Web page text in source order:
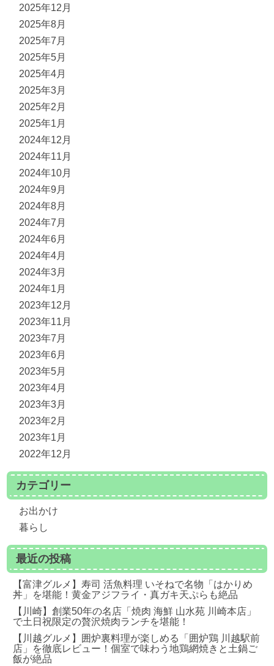
2025年12月
2025年8月
2025年7月
2025年5月
2025年4月
2025年3月
2025年2月
2025年1月
2024年12月
2024年11月
2024年10月
2024年9月
2024年8月
2024年7月
2024年6月
2024年4月
2024年3月
2024年1月
2023年12月
2023年11月
2023年7月
2023年6月
2023年5月
2023年4月
2023年3月
2023年2月
2023年1月
2022年12月
カテゴリー
お出かけ
暮らし
最近の投稿
【富津グルメ】寿司 活魚料理 いそねで名物「はかりめ
丼」を堪能！黄金アジフライ・真ガキ天ぷらも絶品
【川崎】創業50年の名店「焼肉 海鮮 山水苑 川崎本店」
で土日祝限定の贅沢焼肉ランチを堪能！
【川越グルメ】囲炉裏料理が楽しめる「囲炉鶏 川越駅前
店」を徹底レビュー！個室で味わう地鶏網焼きと土鍋ご
飯が絶品